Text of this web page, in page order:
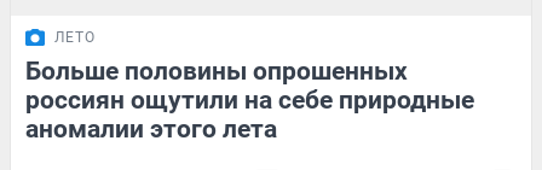
ЛЕТО
Больше половины опрошенных
россиян ощутили на себе природные
аномалии этого лета